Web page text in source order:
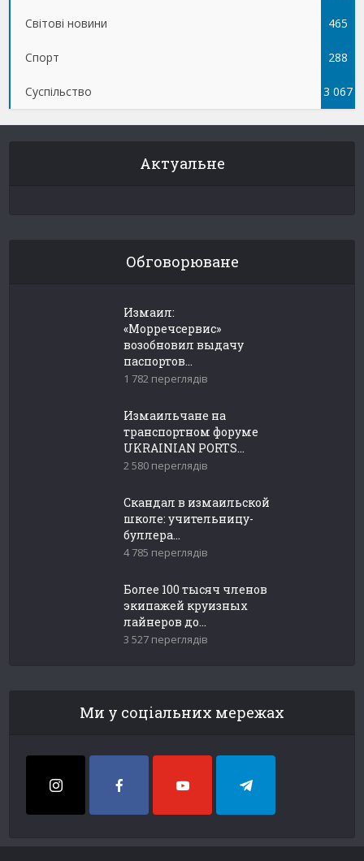
Світові новини 465
Спорт 288
Суспільство 3 067
Актуальне
Обговорюване
Измаил:
«Морречсервис»
возобновил выдачу
паспортов...
1 782 переглядів
Измаильчане на
транспортном форуме
UKRAINIAN PORTS...
2 580 переглядів
Скандал в измаильской
школе: учительницу-
буллера...
4 785 переглядів
Более 100 тысяч членов
экипажей круизных
лайнеров до...
3 527 переглядів
Ми у соціальних мережах